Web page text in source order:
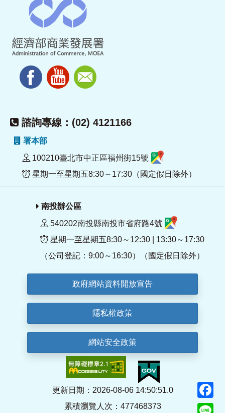
諮詢專線：(02) 4121166
署本部
100210臺北市中正區福州街15號
星期一至星期五8:30～17:30（國定假日除外）
南投辦公區
540202南投縣南投市省府路4號
星期一至星期五8:30～12:30 | 13:30～17:30
（公司登記：9:00～16:30）（國定假日除外）
政府網站資料開放宣告
隱私權政策
網站安全政策
更新日期：2026-08-06 14:50:51.0
累積瀏覽人次：477468373